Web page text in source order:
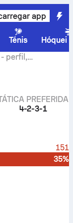
app
Ténis
Hóquei
perfil,
PREFERIDA
4-2-3-1
151
35%